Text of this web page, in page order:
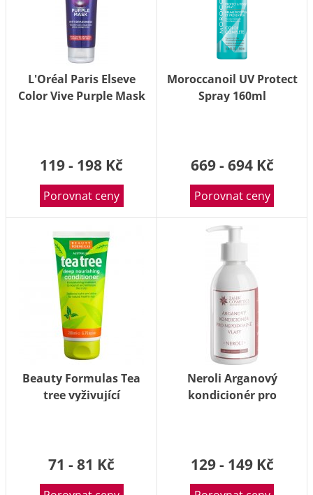
L'Oréal Paris Elseve
Color Vive Purple Mask
119 - 198 Kč
Porovnat ceny
Moroccanoil UV Protect
Spray 160ml
669 - 694 Kč
Porovnat ceny
Beauty Formulas Tea
tree vyživující
71 - 81 Kč
Neroli Arganový
kondicionér pro
129 - 149 Kč